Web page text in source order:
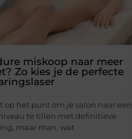
miskoop naar meer
Zo kies je de perfecte
op het punt om je salon naar een
te tillen met definitieve
maar man, wat